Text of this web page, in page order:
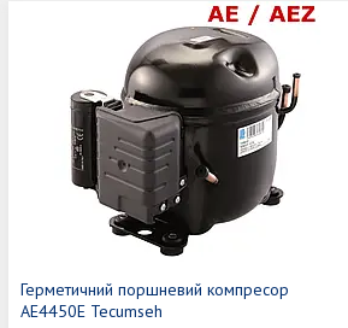
Герметичний поршневий компресор
AE4450E Tecumseh